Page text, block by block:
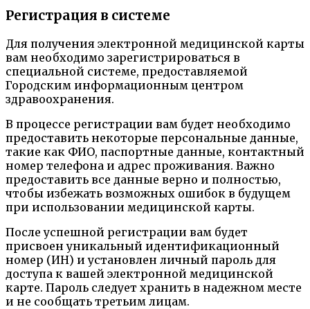
Регистрация в системе
Для получения электронной медицинской карты
вам необходимо зарегистрироваться в
специальной системе, предоставляемой
Городским информационным центром
здравоохранения.
В процессе регистрации вам будет необходимо
предоставить некоторые персональные данные,
такие как ФИО, паспортные данные, контактный
номер телефона и адрес проживания. Важно
предоставить все данные верно и полностью,
чтобы избежать возможных ошибок в будущем
при использовании медицинской карты.
После успешной регистрации вам будет
присвоен уникальный идентификационный
номер (ИН) и установлен личный пароль для
доступа к вашей электронной медицинской
карте. Пароль следует хранить в надежном месте
и не сообщать третьим лицам.